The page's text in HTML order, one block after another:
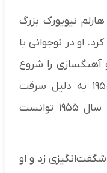
نیویورک بزرگ
کرد. او در نوجوانی با
آهنگسازی را شروع
کرد. اعتیاد باعث شد در سال ۱۹۵۰ به دلیل سرقت
مسلحانه به زندان بیفتد، اما در سال ۱۹۵۵ توانست
زد و او